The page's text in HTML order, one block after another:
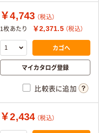
￥4,743 （税込）
1枚あたり
￥2,371.5 （税込）
カゴへ
マイカタログ登録
比較表に追加
￥2,434 （税込）